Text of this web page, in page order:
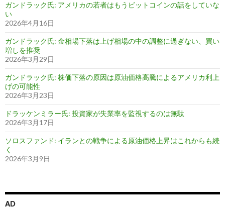
ガンドラック氏: アメリカの若者はもうビットコインの話をしていな
い
2026年4月16日
ガンドラック氏: 金相場下落は上げ相場の中の調整に過ぎない、買い
増しを推奨
2026年3月29日
ガンドラック氏: 株価下落の原因は原油価格高騰によるアメリカ利上
げの可能性
2026年3月23日
ドラッケンミラー氏: 投資家が失業率を監視するのは無駄
2026年3月17日
ソロスファンド: イランとの戦争による原油価格上昇はこれからも続
く
2026年3月9日
AD